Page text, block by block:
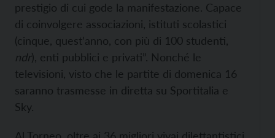
prestigio di cui gode la manifestazione. Capace
di coinvolgere associazioni, istituti scolastici
(cinque, quest’anno, con più di 100 studenti,
ndr), enti pubblici e privati”. Nonché le
televisioni, visto che le partite di domenica 16
saranno trasmesse in diretta su Sportitalia e
Sky.